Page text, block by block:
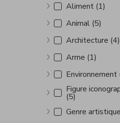
Show more
Aliment (1)
Show more
Animal (5)
Show more
Architecture (4)
Show more
Arme (1)
Show moreEnvironnement
Show more
Figure
(5)
Show more
Genre